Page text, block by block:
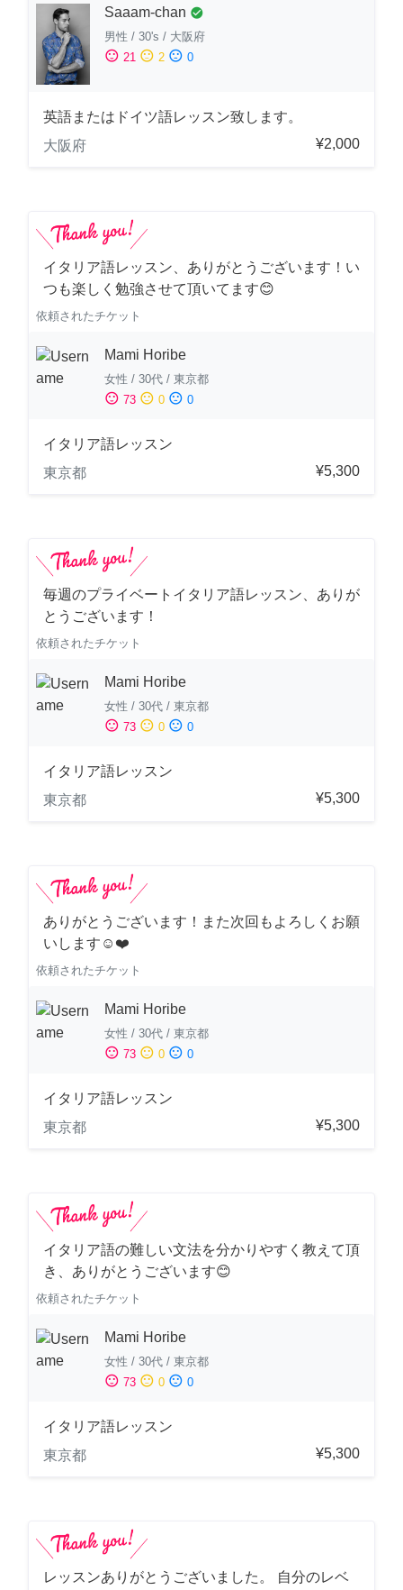
Saaam-chan check_circle
男性 / 30's / 大阪府
sentiment_satisfied 21 sentiment_neutral 2 sentiment_dissatisfied 0
英語またはドイツ語レッスン致します。
大阪府
¥2,000
イタリア語レッスン、ありがとうございます！い
つも楽しく勉強させて頂いてます😊
依頼されたチケット
Mami Horibe
女性 / 30代 / 東京都
sentiment_satisfied 73 sentiment_neutral 0 sentiment_dissatisfied 0
イタリア語レッスン
東京都
¥5,300
毎週のプライベートイタリア語レッスン、ありが
とうございます！
依頼されたチケット
Mami Horibe
女性 / 30代 / 東京都
sentiment_satisfied 73 sentiment_neutral 0 sentiment_dissatisfied 0
イタリア語レッスン
東京都
¥5,300
ありがとうございます！また次回もよろしくお願
いします☺️❤️
依頼されたチケット
Mami Horibe
女性 / 30代 / 東京都
sentiment_satisfied 73 sentiment_neutral 0 sentiment_dissatisfied 0
イタリア語レッスン
東京都
¥5,300
イタリア語の難しい文法を分かりやすく教えて頂
き、ありがとうございます😊
依頼されたチケット
Mami Horibe
女性 / 30代 / 東京都
sentiment_satisfied 73 sentiment_neutral 0 sentiment_dissatisfied 0
イタリア語レッスン
東京都
¥5,300
レッスンありがとうございました。 自分のレベ